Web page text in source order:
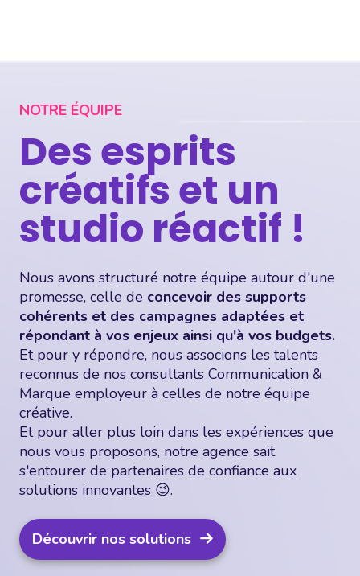
NOTRE ÉQUIPE
Des esprits
créatifs et un
studio réactif !
Nous avons structuré notre équipe autour d'une
promesse, celle de concevoir des supports
cohérents et des campagnes adaptées et
répondant à vos enjeux ainsi qu'à vos budgets.
Et pour y répondre, nous associons les talents
reconnus de nos consultants Communication &
Marque employeur à celles de notre équipe
créative.
Et pour aller plus loin dans les expériences que
nous vous proposons, notre agence sait
s'entourer de partenaires de confiance aux
solutions innovantes 😉.
Découvrir nos solutions